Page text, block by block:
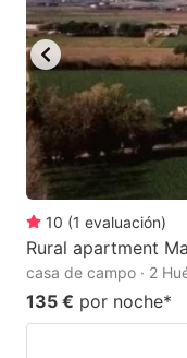
10 (1 evaluación)
Rural apartment
casa de campo · 2
135 € por noche*